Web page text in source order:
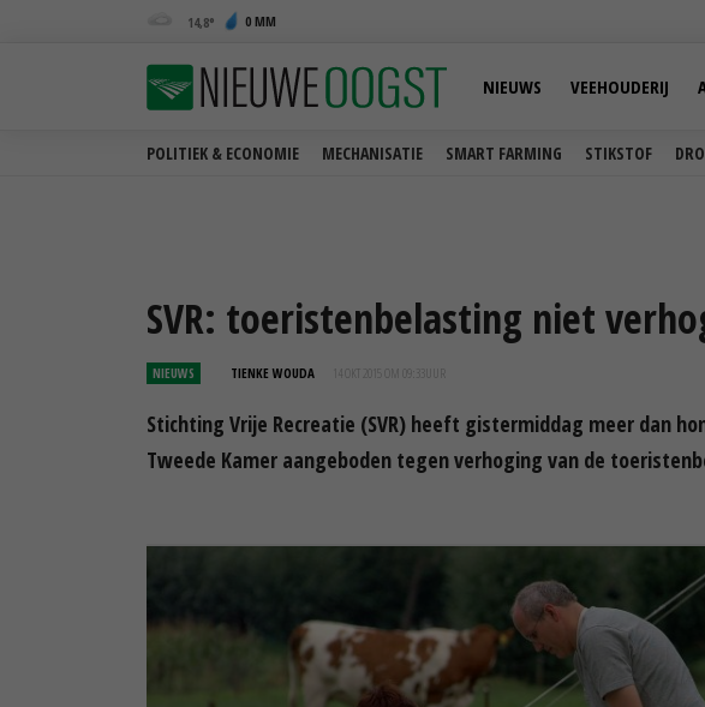
14,8 0 MM
POLITIEK & ECONOMIE MECHANISATIE SMART FARMING STIKSTOF
NIEUWS VEEHOUDERIJ
SVR: toeristenbelasting niet
NIEUWS TIENKE WOUDA 14 OKT 2015 OM 09:33
Stichting Vrije Recreatie (SVR) heeft gistermiddag meer dan
Tweede Kamer aangeboden tegen verhoging van de